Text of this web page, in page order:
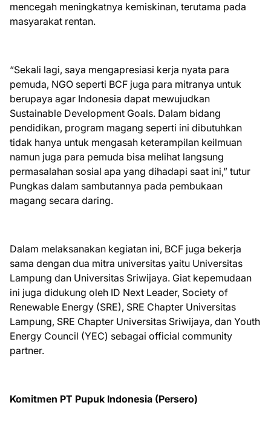
mencegah meningkatnya kemiskinan, terutama pada
masyarakat rentan.
“Sekali lagi, saya mengapresiasi kerja nyata para
pemuda, NGO seperti BCF juga para mitranya untuk
berupaya agar Indonesia dapat mewujudkan
Sustainable Development Goals. Dalam bidang
pendidikan, program magang seperti ini dibutuhkan
tidak hanya untuk mengasah keterampilan keilmuan
namun juga para pemuda bisa melihat langsung
permasalahan sosial apa yang dihadapi saat ini,” tutur
Pungkas dalam sambutannya pada pembukaan
magang secara daring.
Dalam melaksanakan kegiatan ini, BCF juga bekerja
sama dengan dua mitra universitas yaitu Universitas
Lampung dan Universitas Sriwijaya. Giat kepemudaan
ini juga didukung oleh ID Next Leader, Society of
Renewable Energy (SRE), SRE Chapter Universitas
Lampung, SRE Chapter Universitas Sriwijaya, dan Youth
Energy Council (YEC) sebagai official community
partner.
Komitmen PT Pupuk Indonesia (Persero)